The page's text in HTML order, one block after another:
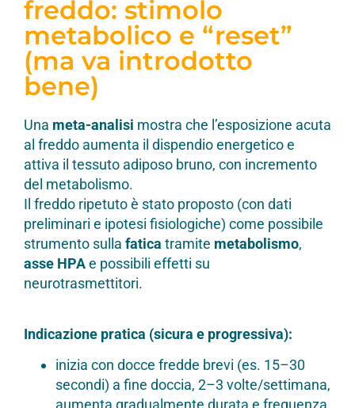
freddo: stimolo
metabolico e “reset”
(ma va introdotto
bene)
Una meta-analisi mostra che l’esposizione acuta
al freddo aumenta il dispendio energetico e
attiva il tessuto adiposo bruno, con incremento
del metabolismo.
Il freddo ripetuto è stato proposto (con dati
preliminari e ipotesi fisiologiche) come possibile
strumento sulla fatica tramite metabolismo,
asse HPAe possibili effetti su
neurotrasmettitori.
Indicazione pratica (sicura e progressiva):
inizia con docce fredde brevi (es. 15–30
secondi) a fine doccia, 2–3 volte/settimana,